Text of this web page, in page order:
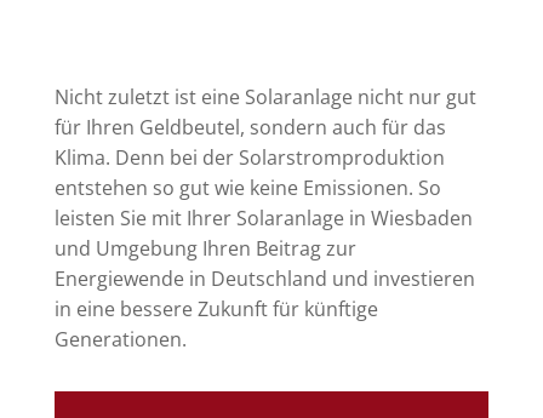
Nicht zuletzt ist eine Solaranlage nicht nur gut
für Ihren Geldbeutel, sondern auch für das
Klima. Denn bei der Solarstromproduktion
entstehen so gut wie keine Emissionen. So
leisten Sie mit Ihrer Solaranlage in Wiesbaden
und Umgebung Ihren Beitrag zur
Energiewende in Deutschland und investieren
in eine bessere Zukunft für künftige
Generationen.